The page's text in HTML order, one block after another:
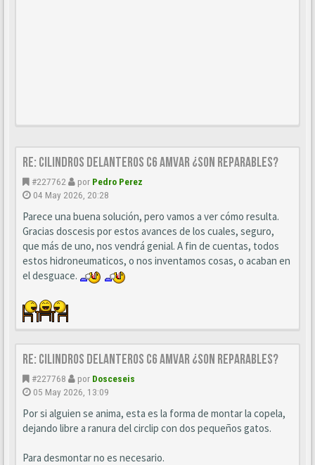
Re: CILINDROS DELANTEROS C6 AMVAR ¿SON REPARABLES?
#227762 por Pedro Perez
04 May 2026, 20:28
Parece una buena solución, pero vamos a ver cómo resulta.
Gracias doscesis por estos avances de los cuales, seguro,
que más de uno, nos vendrá genial. A fin de cuentas, todos
estos hidroneumaticos, o nos inventamos cosas, o acaban en
el desguace.
Re: CILINDROS DELANTEROS C6 AMVAR ¿SON REPARABLES?
#227768 por Dosceseis
05 May 2026, 13:09
Por si alguien se anima, esta es la forma de montar la copela,
dejando libre a ranura del circlip con dos pequeños gatos.
Para desmontar no es necesario.